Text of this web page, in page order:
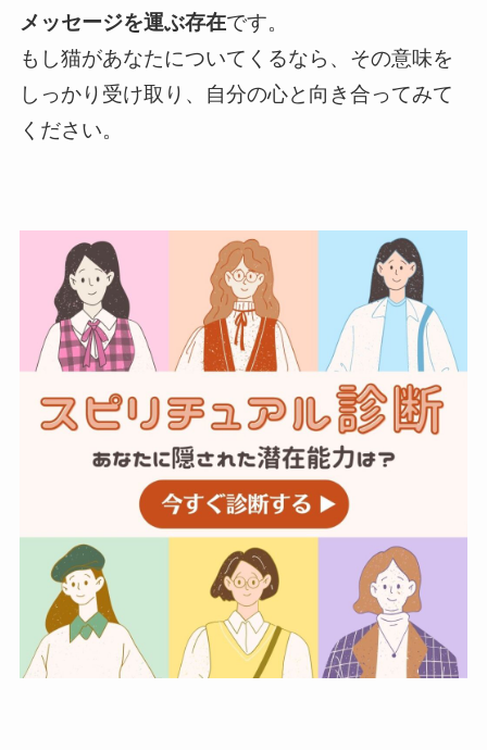
メッセージを運ぶ存在です。
もし猫があなたについてくるなら、その意味を
しっかり受け取り、自分の心と向き合ってみて
ください。